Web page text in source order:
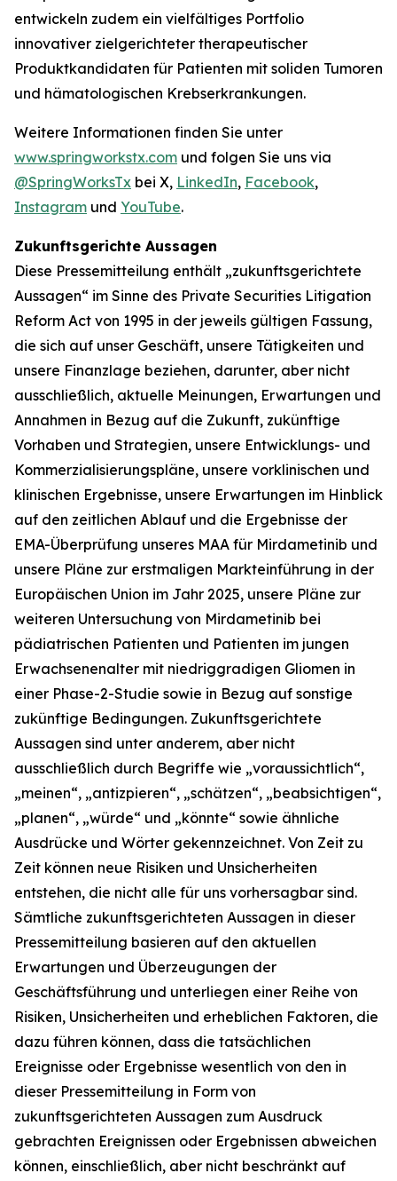
entwickeln zudem ein vielfältiges Portfolio
innovativer zielgerichteter therapeutischer
Produktkandidaten für Patienten mit soliden Tumoren
und hämatologischen Krebserkrankungen.
Weitere Informationen finden Sie unter
www.springworkstx.com und folgen Sie uns via
@SpringWorksTx bei X, LinkedIn, Facebook,
Instagram und YouTube.
Zukunftsgerichte Aussagen
Diese Pressemitteilung enthält „zukunftsgerichtete
Aussagen“ im Sinne des Private Securities Litigation
Reform Act von 1995 in der jeweils gültigen Fassung,
die sich auf unser Geschäft, unsere Tätigkeiten und
unsere Finanzlage beziehen, darunter, aber nicht
ausschließlich, aktuelle Meinungen, Erwartungen und
Annahmen in Bezug auf die Zukunft, zukünftige
Vorhaben und Strategien, unsere Entwicklungs- und
Kommerzialisierungspläne, unsere vorklinischen und
klinischen Ergebnisse, unsere Erwartungen im Hinblick
auf den zeitlichen Ablauf und die Ergebnisse der
EMA-Überprüfung unseres MAA für Mirdametinib und
unsere Pläne zur erstmaligen Markteinführung in der
Europäischen Union im Jahr 2025, unsere Pläne zur
weiteren Untersuchung von Mirdametinib bei
pädiatrischen Patienten und Patienten im jungen
Erwachsenenalter mit niedriggradigen Gliomen in
einer Phase-2-Studie sowie in Bezug auf sonstige
zukünftige Bedingungen. Zukunftsgerichtete
Aussagen sind unter anderem, aber nicht
ausschließlich durch Begriffe wie „voraussichtlich“,
„meinen“, „antizpieren“, „schätzen“, „beabsichtigen“,
„planen“, „würde“ und „könnte“ sowie ähnliche
Ausdrücke und Wörter gekennzeichnet. Von Zeit zu
Zeit können neue Risiken und Unsicherheiten
entstehen, die nicht alle für uns vorhersagbar sind.
Sämtliche zukunftsgerichteten Aussagen in dieser
Pressemitteilung basieren auf den aktuellen
Erwartungen und Überzeugungen der
Geschäftsführung und unterliegen einer Reihe von
Risiken, Unsicherheiten und erheblichen Faktoren, die
dazu führen können, dass die tatsächlichen
Ereignisse oder Ergebnisse wesentlich von den in
dieser Pressemitteilung in Form von
zukunftsgerichteten Aussagen zum Ausdruck
gebrachten Ereignissen oder Ergebnissen abweichen
können, einschließlich, aber nicht beschränkt auf